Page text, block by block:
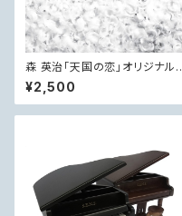
森 英治「天国の恋」オリジナル・
サウンドトラック
¥2,500